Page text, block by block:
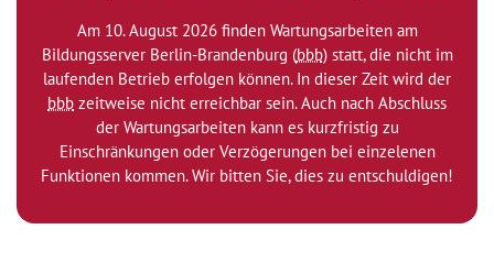
Am 10. August 2026 finden Wartungsarbeiten am
Bildungsserver Berlin-Brandenburg (bbb) statt, die nicht im
laufenden Betrieb erfolgen können. In dieser Zeit wird der
bbb zeitweise nicht erreichbar sein. Auch nach Abschluss
der Wartungsarbeiten kann es kurzfristig zu
Einschränkungen oder Verzögerungen bei einzelenen
Funktionen kommen. Wir bitten Sie, dies zu entschuldigen!